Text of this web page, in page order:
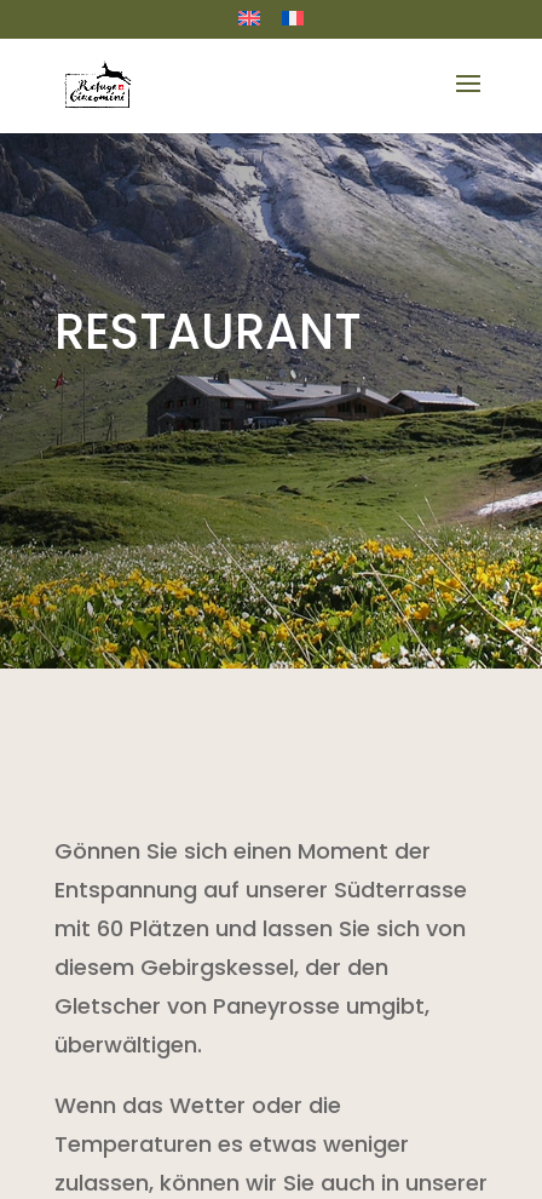
RESTAURANT
Gönnen Sie sich einen Moment der
Entspannung auf unserer Südterrasse
mit 60 Plätzen und lassen Sie sich von
diesem Gebirgskessel, der den
Gletscher von Paneyrosse umgibt,
überwältigen.
Wenn das Wetter oder die
Temperaturen es etwas weniger
zulassen, können wir Sie auch in unserer